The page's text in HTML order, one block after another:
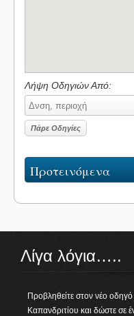
Λήψη Οδηγιών Από:
Προτεινόμενα
Λίγα λόγια…..
Προβληθείτε στον νέο
Καπανδριτίου και δώστε σε